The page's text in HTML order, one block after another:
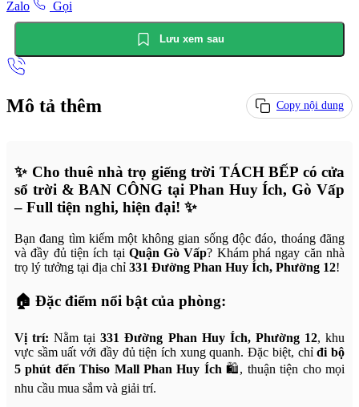
Zalo
Gọi
Lưu xem sau
Mô tả thêm Copy nội dung
✨ Cho thuê nhà trọ giếng trời TÁCH BẾP có cửa
sổ trời & BAN CÔNG tại Phan Huy Ích, Gò Vấp
– Full tiện nghi, hiện đại! ✨
Bạn đang tìm kiếm một không gian sống độc đáo, thoáng đãng
và đầy đủ tiện ích tại Quận Gò Vấp? Khám phá ngay căn nhà
trọ lý tưởng tại địa chỉ 331 Đường Phan Huy Ích, Phường 12!
🏠 Đặc điểm nổi bật của phòng:
Vị trí: Nằm tại331 Đường Phan Huy Ích, Phường 12, khu
vực sầm uất với đầy đủ tiện ích xung quanh. Đặc biệt, chỉđi bộ
5 phút đến Thiso Mall Phan Huy Ích 🛍️, thuận tiện cho mọi
nhu cầu mua sắm và giải trí.